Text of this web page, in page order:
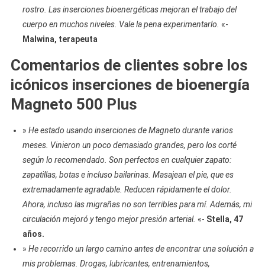
rostro. Las inserciones bioenergéticas mejoran el trabajo del
cuerpo en muchos niveles. Vale la pena experimentarlo. «-
Malwina, terapeuta
Comentarios de clientes sobre los
icónicos inserciones de bioenergía
Magneto 500 Plus
» He estado usando inserciones de Magneto durante varios
meses. Vinieron un poco demasiado grandes, pero los corté
según lo recomendado. Son perfectos en cualquier zapato:
zapatillas, botas e incluso bailarinas. Masajean el pie, que es
extremadamente agradable. Reducen rápidamente el dolor.
Ahora, incluso las migrañas no son terribles para mí. Además, mi
circulación mejoró y tengo mejor presión arterial. «- Stella, 47
años.
» He recorrido un largo camino antes de encontrar una solución a
mis problemas. Drogas, lubricantes, entrenamientos,